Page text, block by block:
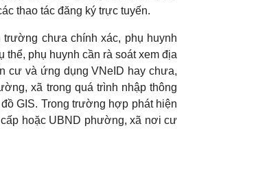
thao tác đăng ký trực tuyến.
chưa chính xác, phụ huynh
thể, phụ huynh cần rà soát xem địa
cư và ứng dụng VNeID hay chưa,
xã trong quá trình nhập thông
GIS. Trong trường hợp phát hiện
hoặc UBND phường, xã nơi cư